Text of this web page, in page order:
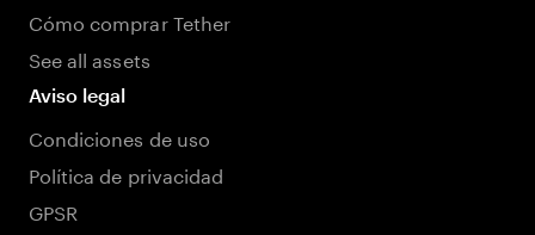
Cómo comprar Tether
See all assets
Aviso legal
Condiciones de uso
Política de privacidad
GPSR